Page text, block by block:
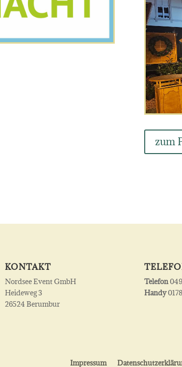
zum
KONTAKT
Nordsee Event GmbH
Heideweg 3
26524 Berumbur
Telefon
Handy
Impressum